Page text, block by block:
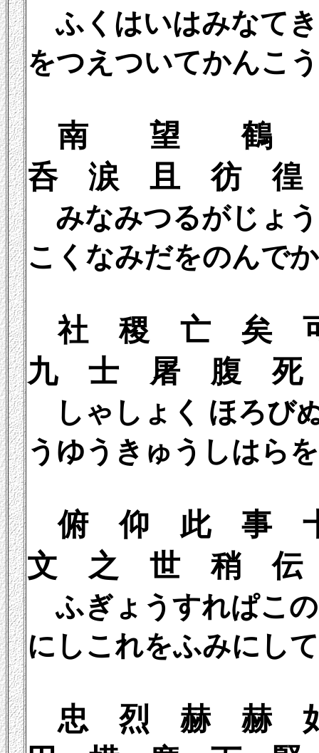
ふくはいはみなて
をつえついてかんこ
南 望
呑 涙 且 彷 徨
みなみつるがじょ
こくなみだをのんで
社 稷 亡
九 士 屠 腹 死
しゃしょく ほろび
うゆうきゅうしはら
俯 仰 此
文 之 世 稍 伝
ふぎょうすれぱこ
にしこれをふみにし
忠 烈 赫